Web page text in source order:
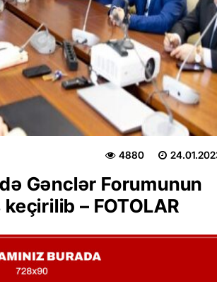
4880
Gənclər Forumunun
– FOTOLAR